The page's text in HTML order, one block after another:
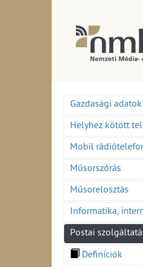
Gazdasági adatok
Helyhez kötött
Mobil
Műsorszórás
Műsorelosztás
Informatika,
Postai
Definíciók